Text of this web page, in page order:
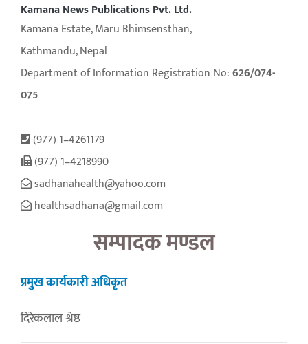
Kamana News Publications Pvt. Ltd.
Kamana Estate, Maru Bhimsensthan,
Kathmandu, Nepal
Department of Information Registration No:626/074-
075
(977) 1–4261179
(977) 1–4218990
sadhanahealth@yahoo.com
healthsadhana@gmail.com
सम्पादक मण्डल
प्रमुख कार्यकारी अधिकृत
दिरेकलाल श्रेष्ठ